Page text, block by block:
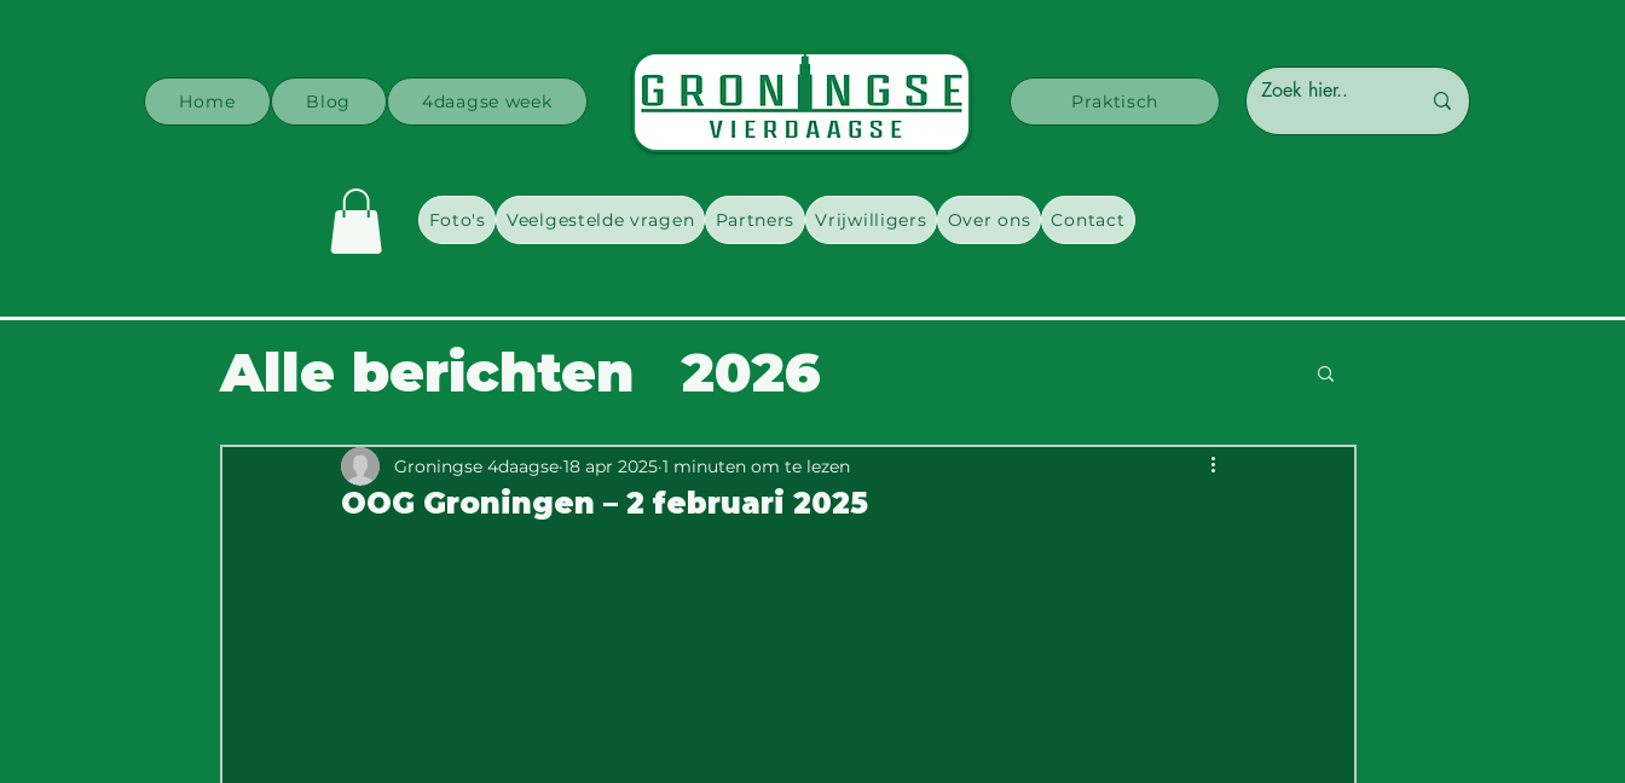
Home Blog 4daagse week Praktisch
Foto's Veelgestelde vragen Partners Vrijwilligers Over ons Contact
Alle berichten 2026
OOG Groningen – 2 februari 2025
Groningse 4daagse 18 apr 2025 1 minuten om te lezen